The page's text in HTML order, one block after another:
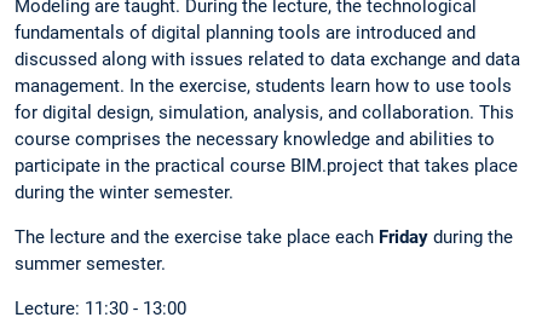
Modeling are taught. During the lecture, the technological
fundamentals of digital planning tools are introduced and
discussed along with issues related to data exchange and data
management. In the exercise, students learn how to use tools
for digital design, simulation, analysis, and collaboration. This
course comprises the necessary knowledge and abilities to
participate in the practical course BIM.project that takes place
during the winter semester.
The lecture and the exercise take place each Friday during the
summer semester.
Lecture: 11:30 - 13:00